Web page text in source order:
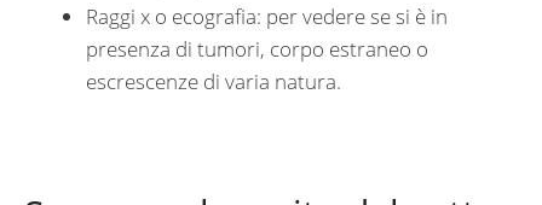
Raggi x o ecografia: per vedere se si è in
presenza di tumori, corpo estraneo o
escrescenze di varia natura.